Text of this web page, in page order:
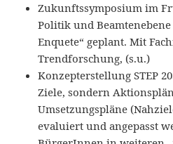
Zukunftssymposium im
Politik und
Enquete“ geplant. Mit
Trendforschung, (s.u.)
Konzepterstellung STEP
Ziele, sondern
Umsetzungspläne
evaluiert und angepasst